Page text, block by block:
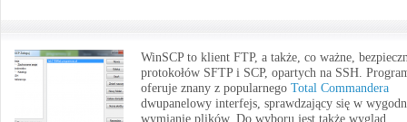
WinSCP to klient FTP, a także, co ważne,
protokołów SFTP i SCP, opartych na SSH.
oferuje znany z popularnego Total Commandera
dwupanelowy interfejs, sprawdzający się w
wymianie plików. Do wyboru jest także wygląd